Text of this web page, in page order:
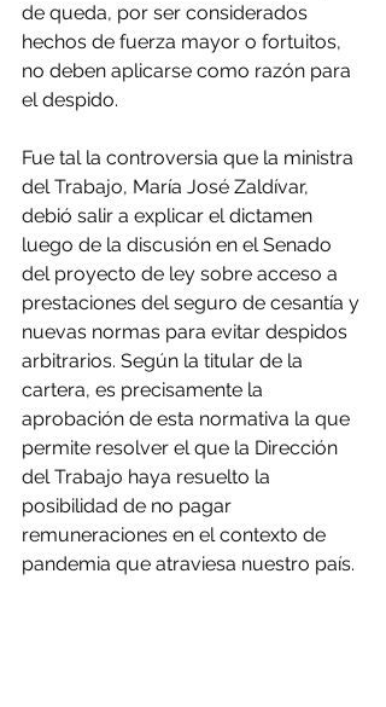
de queda, por ser considerados
hechos de fuerza mayor o fortuitos,
no deben aplicarse como razón para
el despido.
Fue tal la controversia que la ministra
del Trabajo, María José Zaldívar,
debió salir a explicar el dictamen
luego de la discusión en el Senado
del proyecto de ley sobre acceso a
prestaciones del seguro de cesantía y
nuevas normas para evitar despidos
arbitrarios. Según la titular de la
cartera, es precisamente la
aprobación de esta normativa la que
permite resolver el que la Dirección
del Trabajo haya resuelto la
posibilidad de no pagar
remuneraciones en el contexto de
pandemia que atraviesa nuestro país.